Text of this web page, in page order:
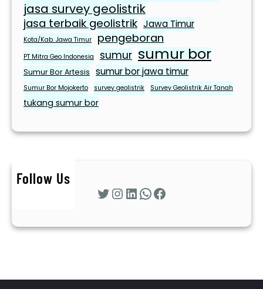
jasa survey geolistrik
jasa terbaik geolistrik Jawa Timur
Kota/Kab. Jawa Timur pengeboran
PT Mitra Geo Indonesia sumur sumur bor
Sumur Bor Artesis sumur bor jawa timur
Sumur Bor Mojokerto survey geolistrik Survey Geolistrik Air Tanah
tukang sumur bor
Follow Us
Twitter InstagramLinkedIn WhatsApp Facebook